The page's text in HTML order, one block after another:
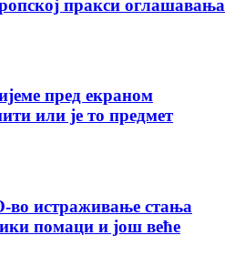
пракси оглашавања
пред екраном
или је то предмет
истраживање стања
помаци и још веће